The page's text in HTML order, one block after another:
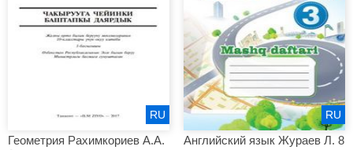
Геометрия Рахимкориев А.А.
RU
Английский язык Жураев Л. 8
RU